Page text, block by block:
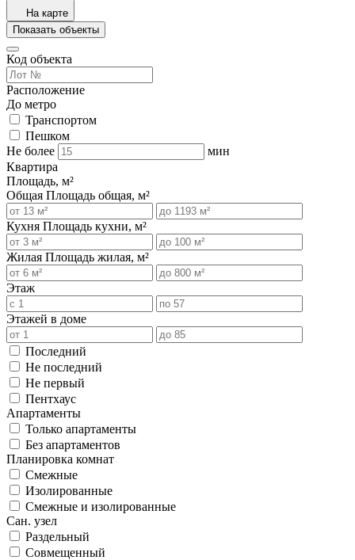
На карте
Показать объекты
Код объекта
Расположение
До метро
Транспортом
Пешком
Не более
мин
Квартира
Площадь, м²
Общая Площадь общая, м²
Кухня Площадь кухни, м²
Жилая Площадь жилая, м²
Этаж
Этажей в доме
Последний
Не последний
Не первый
Пентхаус
Апартаменты
Только апартаменты
Без апартаментов
Планировка комнат
Смежные
Изолированные
Смежные и изолированные
Сан. узел
Раздельный
Совмещенный